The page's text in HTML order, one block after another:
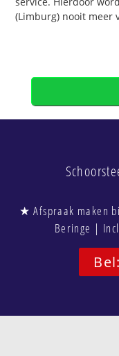
(Limburg) nooit meer
★ Afspraak maken
Beringe |